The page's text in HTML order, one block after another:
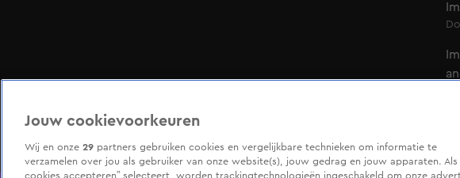
Jouw cookievoorkeuren
Wij en onze 29 partners gebruiken cookies en vergelijkbare technieken om informatie te
verzamelen over jou als gebruiker van onze website(s), jouw gedrag en jouw apparaten. Als
cookies accepteren” selecteert, worden trackingtechnologieën ingeschakeld om onze